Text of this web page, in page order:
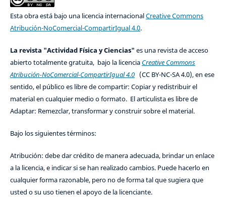
Esta obra está bajo una licencia internacionalCreative Commons
Atribución-NoComercial-CompartirIgual 4.0.
La revista "Actividad Física y Ciencias" es una revista de acceso
abierto totalmente gratuita, bajo la licencia Creative Commons
Atribución-NoComercial-CompartirIgual 4.0(CC BY-NC-SA 4.0), en ese
sentido, el público es libre de compartir: Copiar y redistribuir el
material en cualquier medio o formato. El articulista es libre de
Adaptar: Remezclar, transformar y construir sobre el material.
Bajo los siguientes términos:
Atribución: debe dar crédito de manera adecuada, brindar un enlace
a la licencia, e indicar si se han realizado cambios. Puede hacerlo en
cualquier forma razonable, pero no de forma tal que sugiera que
usted o su uso tienen el apoyo de la licenciante.